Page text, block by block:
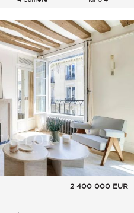
2 400 000 EUR